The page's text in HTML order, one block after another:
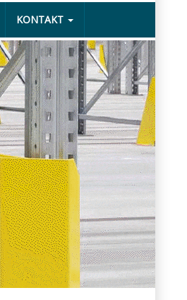
KONTAKT